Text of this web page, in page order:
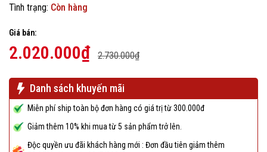
Tình trạng: Còn hàng
Giá bán:
2.020.000₫ 2.730.000₫
Danh sách khuyến mãi
Miễn phí ship toàn bộ đơn hàng có giá trị từ 300.000đ
Giảm thêm 10% khi mua từ 5 sản phẩm trở lên.
Độc quyền ưu đãi khách hàng mới : Đơn đầu tiên giảm thêm